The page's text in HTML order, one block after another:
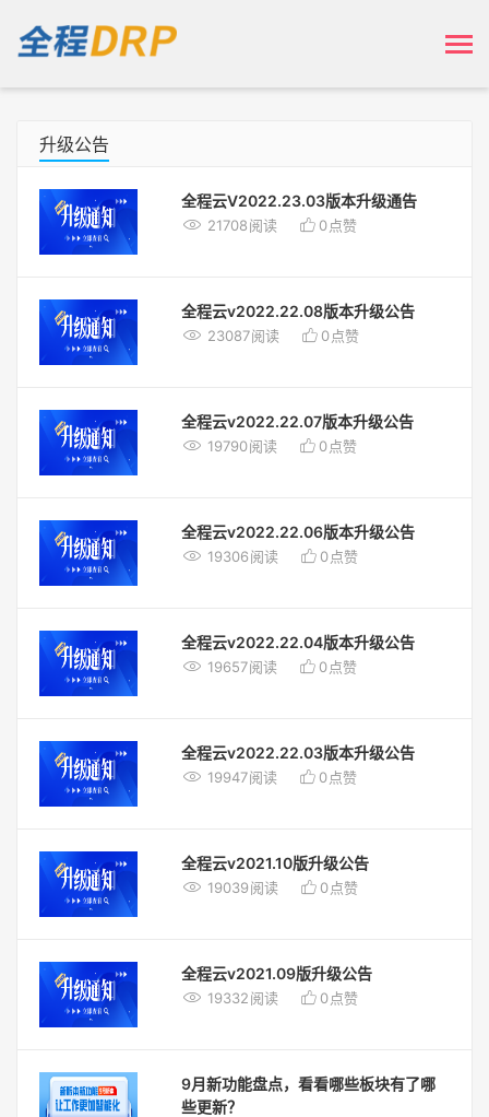
升级公告
全程云V2022.23.03版本升级通告
 21708阅读  0点赞
全程云v2022.22.08版本升级公告
 23087阅读  0点赞
全程云v2022.22.07版本升级公告
 19790阅读  0点赞
全程云v2022.22.06版本升级公告
 19306阅读  0点赞
全程云v2022.22.04版本升级公告
 19657阅读  0点赞
全程云v2022.22.03版本升级公告
 19947阅读  0点赞
全程云v2021.10版升级公告
 19039阅读  0点赞
全程云v2021.09版升级公告
 19332阅读  0点赞
9月新功能盘点，看看哪些板块有了哪
些更新？